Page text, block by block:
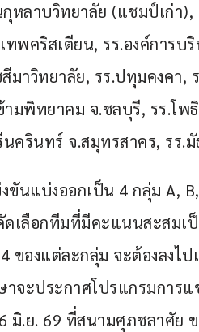
กุหลาบวิทยาลัย (แชมป์เก่า
เทพคริสเตียน, รร.องค์การ
สีมาวิทยาลัย, รร.ปทุมคงคา,
ามพิทยาคม จ.ชลบุรี, รร.โพ
ครินทร์ จ.สมุทรสาคร, รร.มั
ขันแบ่งออกเป็น 4 กลุ่ม A,
ดเลือกทีมที่มีคะแนนสะสมเ
ของแต่ละกลุ่ม จะต้องลงไ
จะประกาศโปรแกรมการ
มิ.ย. 69 ที่สนามศุภชลาศัย